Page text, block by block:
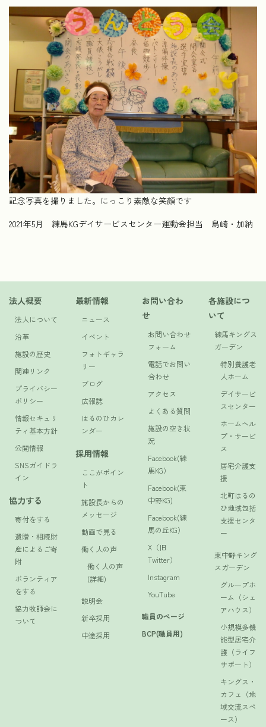
記念写真を撮りました。にっこり素敵な笑顔です
2021年5月 練馬KGデイサービスセンター運動会担当 島崎・加納
法人概要
法人について
沿革
施設の歴史
関連リンク
プライバシー
ポリシー
情報セキュリ
ティ基本方針
公開情報
SNSガイドラ
イン
協力する
寄付をする
遺贈・相続財
産によるご寄
附
ボランティア
をする
協力牧師会に
ついて
最新情報
ニュース
イベント
フォトギャラ
リー
ブログ
広報誌
はるのひカレ
ンダー
採用情報
ここがポイン
ト
施設長からの
メッセージ
動画で見る
働く人の声
働く人の声
(詳細)
説明会
新卒採用
中途採用
お問い合わ
せ
お問い合わせ
フォーム
電話でお問い
合わせ
アクセス
よくある質問
施設の空き状
況
Facebook(練
馬KG）
Facebook(東
中野KG)
Facebook(練
馬の丘KG）
X（旧
Twitter）
Instagram
YouTube
職員のページ
BCP(職員用)
各施設につ
いて
練馬キングス
ガーデン
特別養護老
人ホーム
デイサービ
スセンター
ホームヘル
プ・サービ
ス
居宅介護支
援
北町はるの
ひ地域包括
支援センタ
ー
東中野キング
スガーデン
グループホ
ーム（シェ
アハウス）
小規模多機
能型居宅介
護（ライフ
サポート）
キングス・
カフェ（地
域交流スペ
ース）